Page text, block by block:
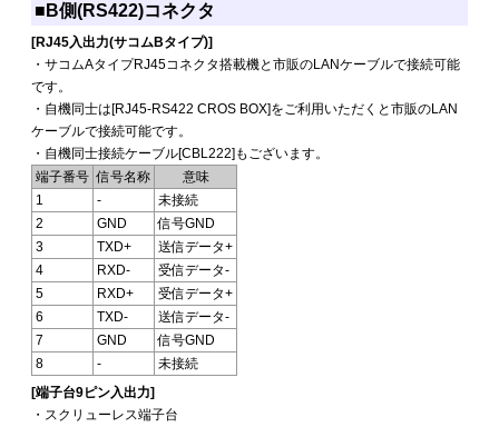
■B側(RS422)コネクタ
[RJ45入出力(サコムBタイプ)]
・サコムAタイプRJ45コネクタ搭載機と市販のLANケーブルで接続可能
です。
・自機同士は[RJ45-RS422 CROS BOX]をご利用いただくと市販のLAN
ケーブルで接続可能です。
・自機同士接続ケーブル[CBL222]もございます。
端子番号 信号名称
意味
1
-
未接続
2
GND
信号GND
3
TXD+
送信データ+
4
RXD-
受信データ-
5
RXD+
受信データ+
6
TXD-
送信データ-
7
GND
信号GND
8
-
未接続
[端子台9ピン入出力]
・スクリューレス端子台